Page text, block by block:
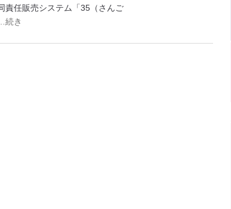
任販売システム「35（さんご
…続き